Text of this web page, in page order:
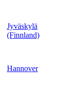
Jyväskylä
(Finnland)
Hannover